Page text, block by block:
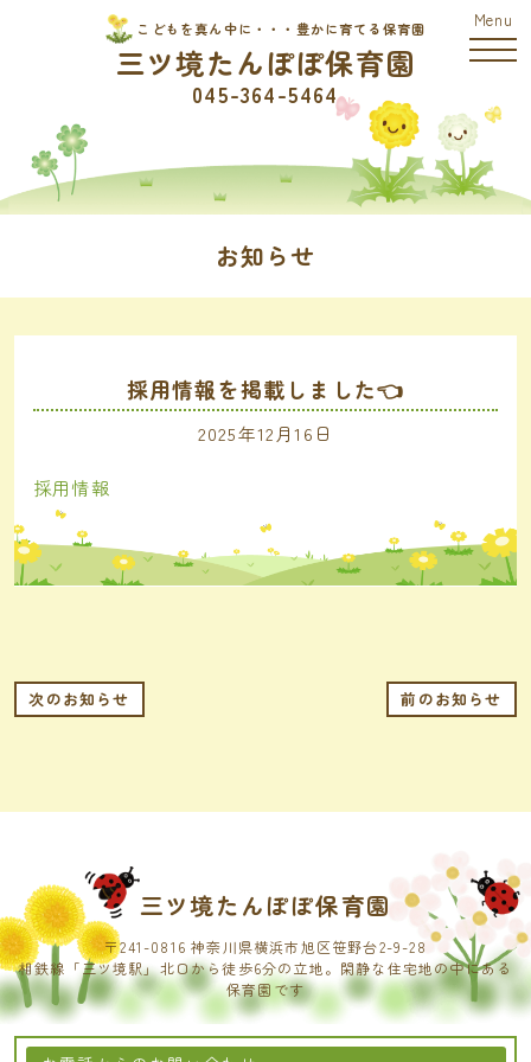
こどもを真ん中に・・・豊かに育てる保育園
三ツ境たんぽぽ保育園
045-364-5464
お知らせ
採用情報を掲載しました👈
2025年12月16日
採用情報
前のお知らせ
次のお知らせ
三ツ境たんぽぽ保育園
〒241-0816 神奈川県横浜市旭区笹野台2-9-28
相鉄線「三ツ境駅」北口から徒歩6分の立地。閑静な住宅地の中にある
保育園です